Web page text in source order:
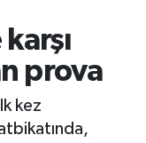
prova
kez